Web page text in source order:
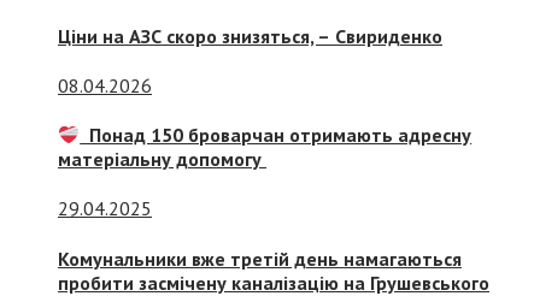
Ціни на АЗС скоро знизяться, – Свириденко
08.04.2026
Понад 150 броварчан отримають адресну
матеріальну допомогу
29.04.2025
Комунальники вже третій день намагаються
пробити засмічену каналізацію на Грушевського